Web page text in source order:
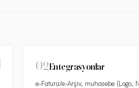
02Entegrasyonlar
e-Fatura/e-Arşiv, muhasebe (Logo,